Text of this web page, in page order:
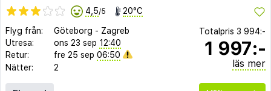
4,5/5 20°C
Flyg från: Göteborg - Zagreb
Utresa:
ons 23 sep 12:40
Retur:
fre 25 sep 06:50
Nätter:
2
Totalpris 3 994:-
1 997:-
läs mer